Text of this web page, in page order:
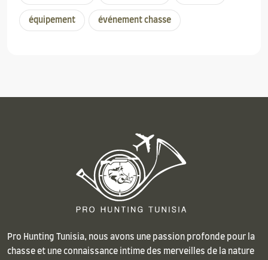
équipement événement chasse
Pro Hunting Tunisia, nous avons une passion profonde pour la
chasse et une connaissance intime des merveilles de la nature